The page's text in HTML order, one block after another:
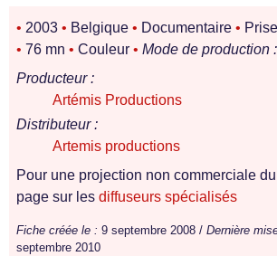
• 2003 • Belgique • Documentaire •
• 76 mn • Couleur • Mode de production :
Producteur :
Artémis Productions
Distributeur :
Artemis productions
Pour une projection non commerciale
page sur les diffuseurs spécialisés
Fiche créée le : 9 septembre 2008 / Dernière
septembre 2010